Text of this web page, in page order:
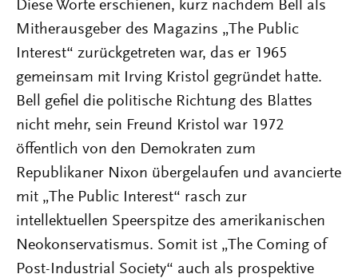
Diese Worte erschienen, kurz nachdem Bell als
Mitherausgeber des Magazins „The Public
Interest“ zurückgetreten war, das er 1965
gemeinsam mit Irving Kristol gegründet hatte.
Bell gefiel die politische Richtung des Blattes
nicht mehr, sein Freund Kristol war 1972
öffentlich von den Demokraten zum
Republikaner Nixon übergelaufen und avancierte
mit „The Public Interest“ rasch zur
intellektuellen Speerspitze des amerikanischen
Neokonservatismus. Somit ist „The Coming of
Post-Industrial Society“ auch als prospektive